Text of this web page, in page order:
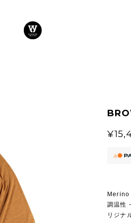
Merino
調温性
リジナ